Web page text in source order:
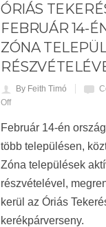
ÓRIÁS
FEBRUÁR 14-
ZÓNA
By Feith Timó
Off
Február 14-én
több településen,
Zóna települések
részvételével,
kerül az Óriás
kerékpárverseny.